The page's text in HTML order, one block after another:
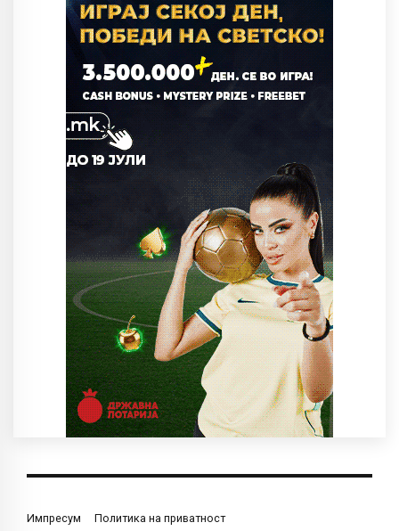
Импресум
Политика на приватност